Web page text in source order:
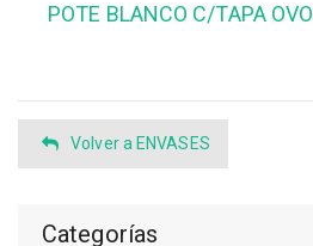
POTE BLANCO C/TAPA
Volver a ENVASES
Categorías